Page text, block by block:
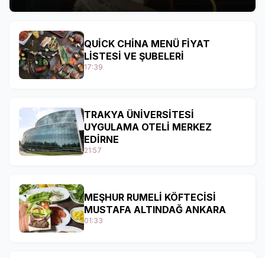
QUİCK CHİNA MENÜ FİYAT
LİSTESİ VE ŞUBELERİ
17:39
TRAKYA ÜNİVERSİTESİ
UYGULAMA OTELİ MERKEZ
EDİRNE
21:57
MEŞHUR RUMELİ KÖFTECİSİ
MUSTAFA ALTINDAĞ ANKARA
01:33